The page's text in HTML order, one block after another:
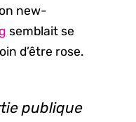
new-
semblait se
d’être rose.
publique